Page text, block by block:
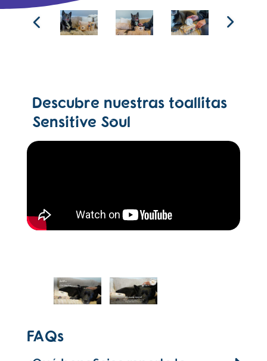
Descubre nuestras toallitas
Sensitive Soul
FAQs